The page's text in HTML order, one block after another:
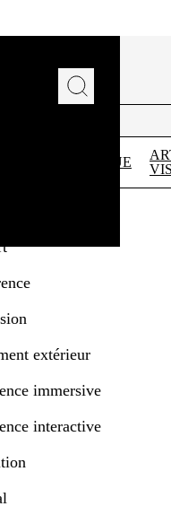
MUSIQUE
extérieur
immersive
interactive